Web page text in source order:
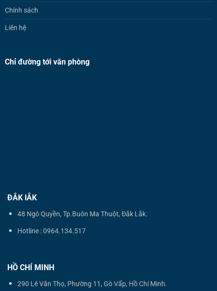
Chính sách
Liên hệ
Chỉ đường tới văn phòng
ĐẮK lẮK
48 Ngô Quyền, Tp.Buôn Ma Thuột, Đắk Lắk.
Hotline : 0964.134.517
HỒ CHÍ MINH
290 Lê Văn Thọ, Phường 11, Gò Vấp, Hồ Chí Minh.